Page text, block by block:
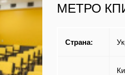
МЕТРО
Страна: